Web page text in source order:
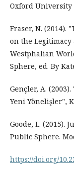
Oxford University
Fraser, N.
on the
Westphalian
Sphere, ed. By
Gençler, A.
Yeni Yönelişler",
Goode, L. (2015).
Public Sphere.
https://doi.org/